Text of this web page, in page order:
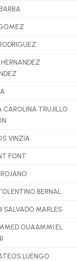
CAROLINA TRUJILLO
VINZIA
FONT
BERNAL
SALVADO MARLES
OUAAMMI EL
LUENGO